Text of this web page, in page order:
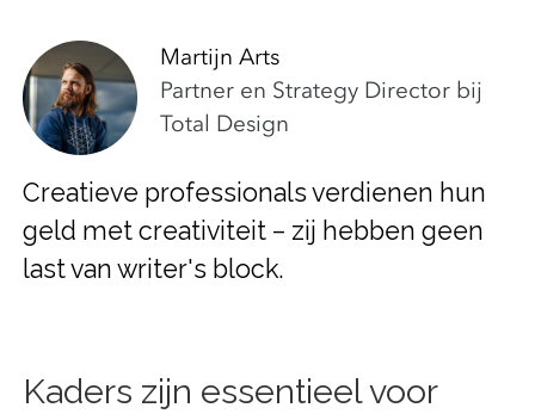
Creatieve professionals verdienen hun
geld met creativiteit – zij hebben geen
last van writer's block.
Martijn Arts
Partner en Strategy Director bij
Total Design
Kaders zijn essentieel voor